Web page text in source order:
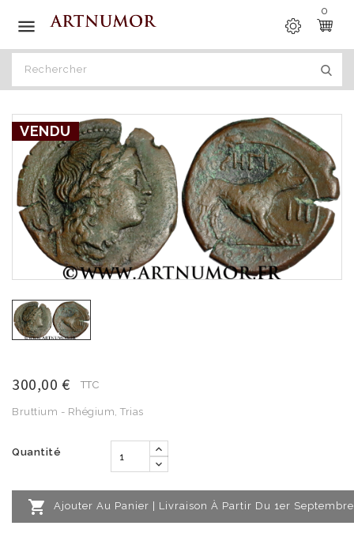

0
VENDU
300,00 € TTC
Bruttium - Rhégium, Trias
Quantité
 Ajouter Au Panier | Livraison À Partir Du 1er Septembre